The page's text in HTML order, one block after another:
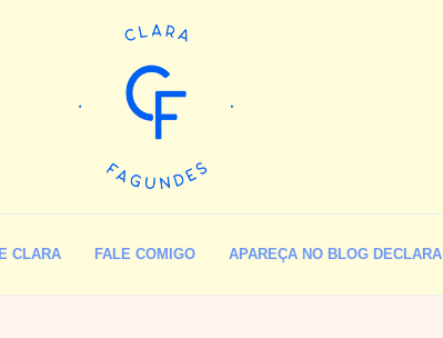
CLARA FALE COMIGO APAREÇA NO BLOG DECLARA